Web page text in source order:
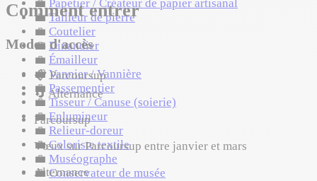
💼 Papetier / Créateur de papier artisanal
💼 Tailleur de pierre
💼 Coutelier
💼 Dinandier
💼 Émailleur
💼 Vannier / Vannière
💼 Passementier
💼 Tisseur / Canuse (soierie)
💼 Enlumineur
💼 Relieur-doreur
💼 Coloriste textile
💼 Muséographe
💼 Conservateur de musée
Comment entrer
Modes d'accès
📋Parcoursup
🔄 Alternance
Parcoursup
Vœux sur Parcoursup entre janvier et mars
Alternance